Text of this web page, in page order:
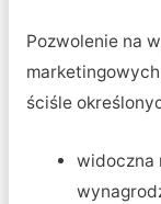
Pozwolenie na
ściśle
widoczna